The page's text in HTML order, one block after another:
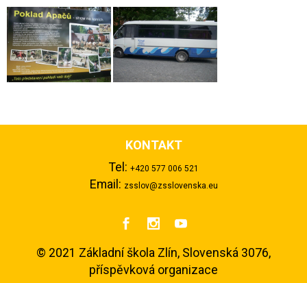
KONTAKT
Tel: +420 577 006 521
Email: zsslov@zsslovenska.eu
  
© 2021 Základní škola Zlín, Slovenská 3076,
příspěvková organizace